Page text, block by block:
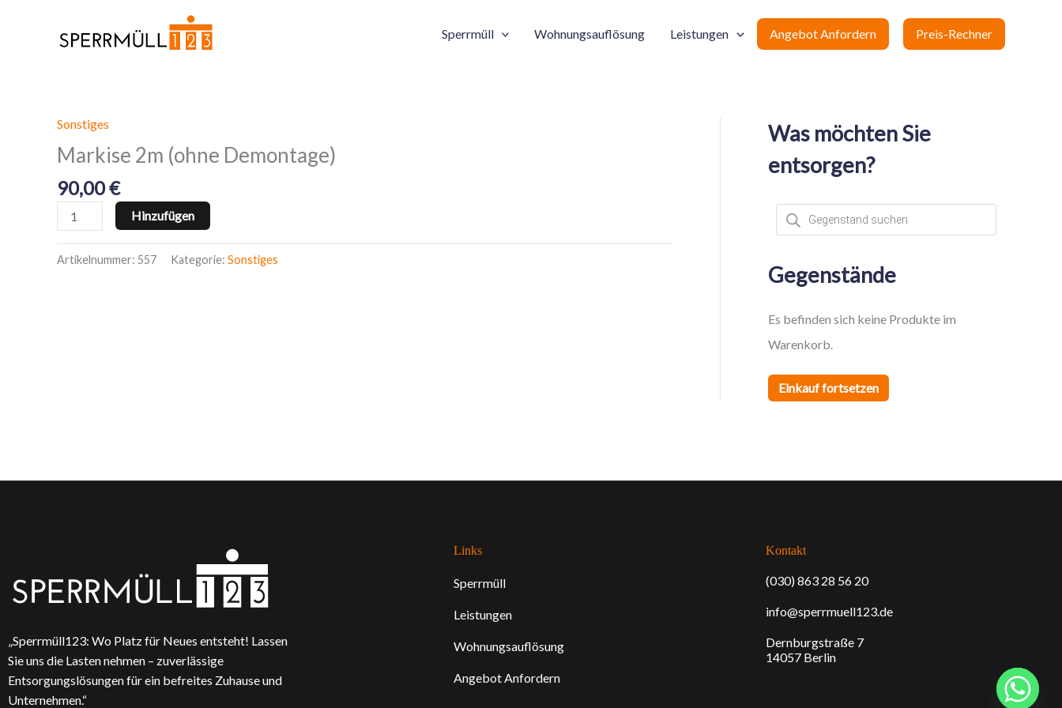
Sperrmüll Wohnungsauflösung Leistungen Angebot Anfordern Preis-Rechner
Sonstiges
Markise 2m (ohne Demontage)
90,00€
Markise
2m
(ohne
Demontage)
Menge
Hinzufügen
Artikelnummer: 557 Kategorie: Sonstiges
Was möchten Sie
entsorgen?
P
d
c
t
e
a
r
c
Gegenstände
Es befinden sich keine Produkte im
Warenkorb.
Einkauf fortsetzen
„Sperrmüll123: Wo Platz für Neues entsteht! Lassen
Sie uns die Lasten nehmen – zuverlässige
Entsorgungslösungen für ein befreites Zuhause und
Unternehmen.“
Links
Sperrmüll
Leistungen
Wohnungsauflösung
Angebot Anfordern
Kontakt
(030) 863 28 56 20
info@sperrmuell123.de
Dernburgstraße 7
14057 Berlin